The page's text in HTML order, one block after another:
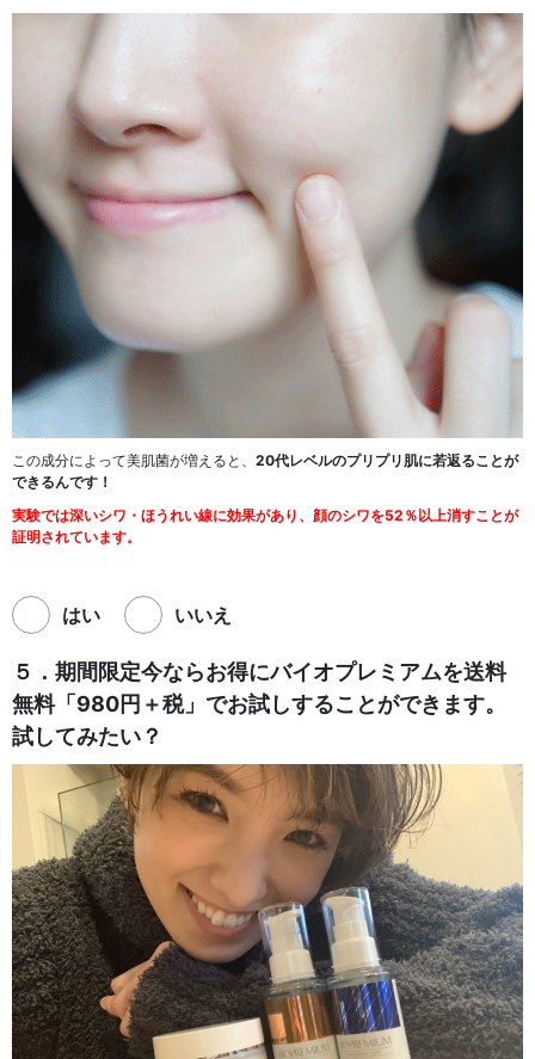
この成分によって美肌菌が増えると、 20代レベルのプリプリ肌に若返ることが
できるんです！
実験では深いシワ・ほうれい線に効果があり、顔のシワを52％以上消すことが
証明されています。
はい いいえ
５． 期間限定今ならお得にバイオプレミアムを送料
無料「980円＋税」でお試しすることができます。
試してみたい？